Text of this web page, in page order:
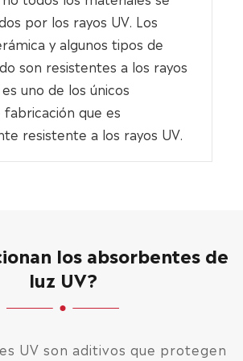
por los rayos UV. Los
y algunos tipos de
son resistentes a los rayos
uno de los únicos
que es
resistente a los rayos UV.
los absorbentes de
luz UV?
UV son aditivos que protegen